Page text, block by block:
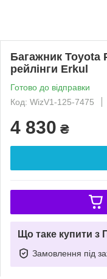
Багажник Toyota
рейлінги Erkul
Готово до відправки
Код: WizV1-125-7475
4 830 ₴
Що таке купити з
Замовлення під